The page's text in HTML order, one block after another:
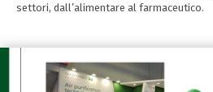
settori, dall’alimentare al farmaceutico.